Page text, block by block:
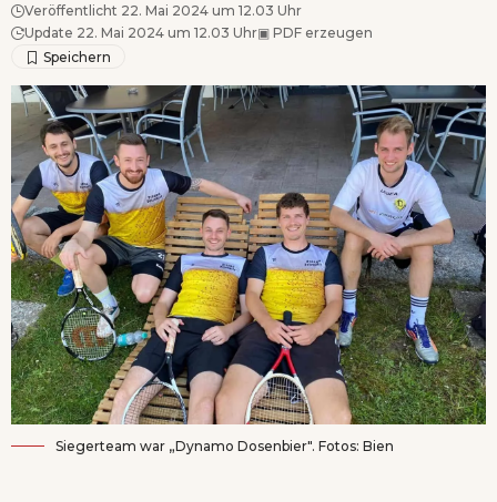
Veröffentlicht 22. Mai 2024 um 12.03 Uhr
Update 22. Mai 2024 um 12.03 Uhr▣ PDF erzeugen
Siegerteam war „Dynamo Dosenbier". Fotos: Bien